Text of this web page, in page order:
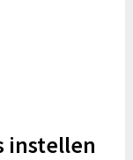
instellen